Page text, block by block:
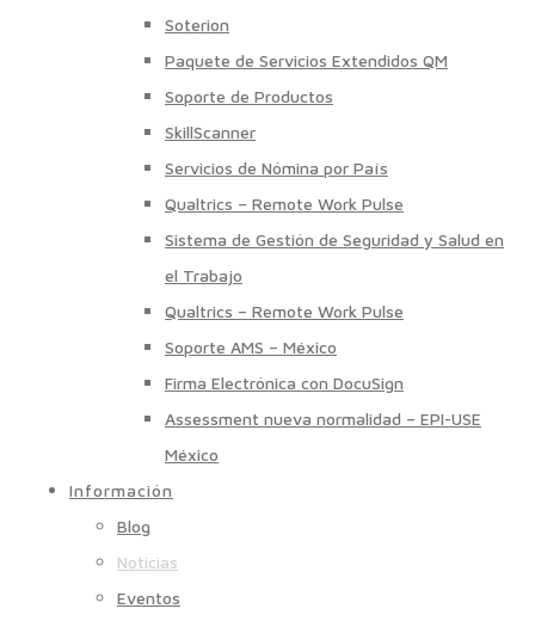
Soterion
Paquete de Servicios Extendidos QM
Soporte de Productos
SkillScanner
Servicios de Nómina por País
Qualtrics – Remote Work Pulse
Sistema de Gestión de Seguridad y Salud en
el Trabajo
Qualtrics – Remote Work Pulse
Soporte AMS – México
Firma Electrónica con DocuSign
Assessment nueva normalidad – EPI-USE
México
Información
Blog
Noticias
Eventos